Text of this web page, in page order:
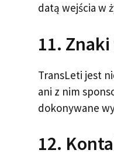
datą wejścia w
11.
TransLeti jest
ani z nim
dokonywane
12.